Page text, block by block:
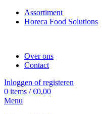
Assortiment
Horeca Food Solutions
Over ons
Contact
Inloggen of registeren
0 items / €0,00
Menu